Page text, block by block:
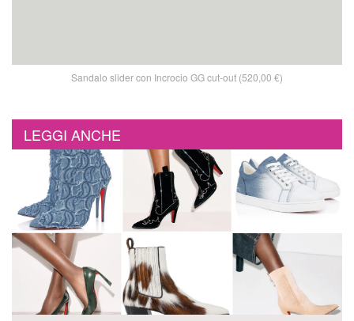
Sandalo slider con Incrocio GG cut-out (520,00 €)
LEGGI ANCHE